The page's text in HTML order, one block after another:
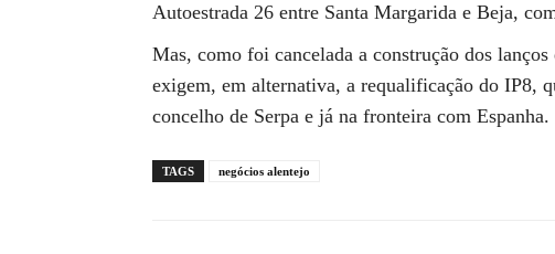
Autoestrada 26 entre Santa Margarida e Beja,
Mas, como foi cancelada a construção dos
exigem, em alternativa, a requalificação do IP8,
concelho de Serpa e já na fronteira com Espanha.
TAGS negócios alentejo